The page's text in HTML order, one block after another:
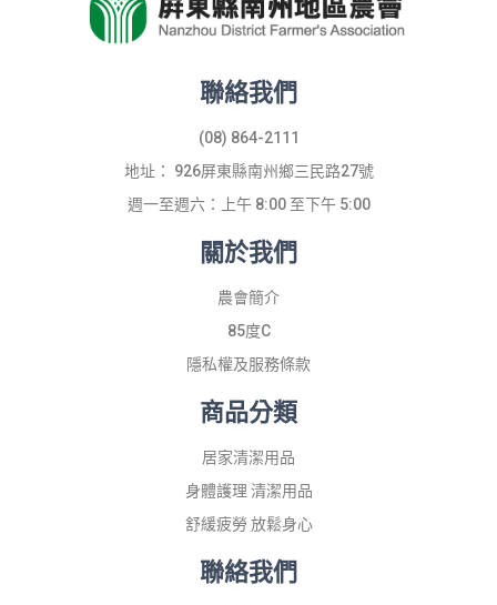
聯絡我們
(08) 864-2111
地址： 926屏東縣南州鄉三民路27號
週一至週六：上午 8:00 至下午 5:00
關於我們
農會簡介
85度C
隱私權及服務條款
商品分類
居家清潔用品
身體護理 清潔用品
舒緩疲勞 放鬆身心
聯絡我們